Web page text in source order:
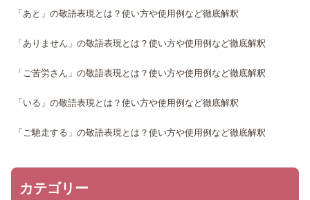
「あと」の敬語表現とは？使い方や使用例など徹底解釈
「ありません」の敬語表現とは？使い方や使用例など徹底解釈
「ご苦労さん」の敬語表現とは？使い方や使用例など徹底解釈
「いる」の敬語表現とは？使い方や使用例など徹底解釈
「ご馳走する」の敬語表現とは？使い方や使用例など徹底解釈
カテゴリー